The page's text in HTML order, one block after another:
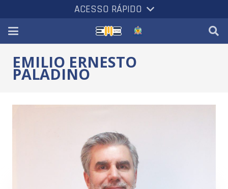
ACESSO RÁPIDO
EMILIO ERNESTO
PALADINO